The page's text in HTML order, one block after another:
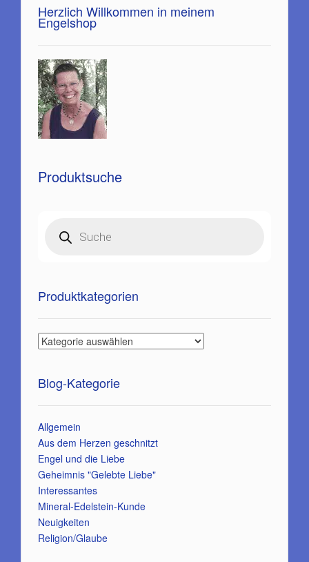
Herzlich Willkommen in meinem
Engelshop
Produktsuche
search
Produktkategorien
Blog-Kategorie
Allgemein
Aus dem Herzen geschnitzt
Engel und die Liebe
Geheimnis "Gelebte Liebe"
Interessantes
Mineral-Edelstein-Kunde
Neuigkeiten
Religion/Glaube